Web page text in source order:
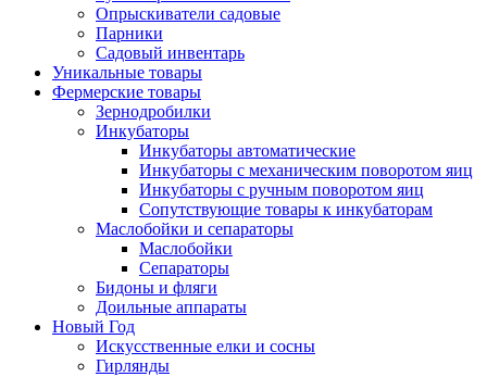
Опрыскиватели садовые
Парники
Садовый инвентарь
Уникальные товары
Фермерские товары
Зернодробилки
Инкубаторы
Инкубаторы автоматические
Инкубаторы с механическим поворотом яиц
Инкубаторы с ручным поворотом яиц
Сопутствующие товары к инкубаторам
Маслобойки и сепараторы
Маслобойки
Сепараторы
Бидоны и фляги
Доильные аппараты
Новый Год
Искусственные елки и сосны
Гирлянды